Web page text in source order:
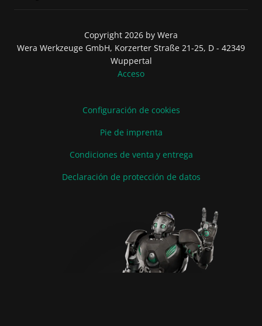
Copyright 2026 by Wera
Wera Werkzeuge GmbH, Korzerter Straße 21-25, D - 42349
Wuppertal
Acceso
Configuración de cookies
Pie de imprenta
Condiciones de venta y entrega
Declaración de protección de datos